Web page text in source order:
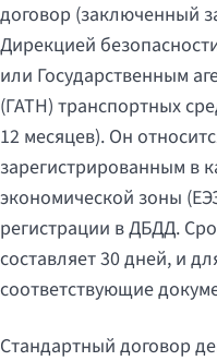
договор (заключенный
Дирекцией
или Государственным
(ГАТН) транспортных
12 месяцев). Он
зарегистрированным в
экономической зоны
регистрации в ДБДД.
составляет 30 дней, и
соответствующие
Стандартный договор